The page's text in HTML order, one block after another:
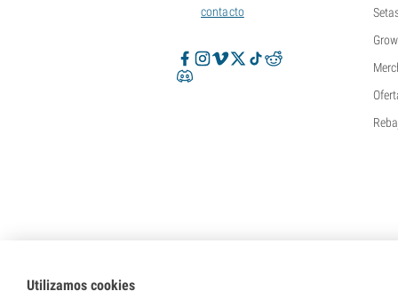
contacto
Utilizamos cookies